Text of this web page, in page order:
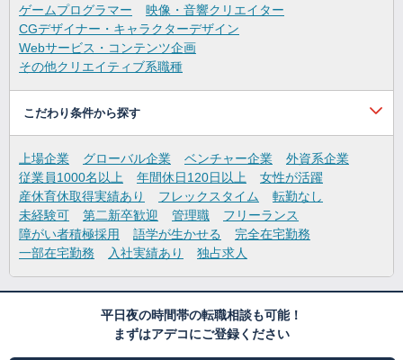
ゲームプログラマー
映像・音響クリエイター
CGデザイナー・キャラクターデザイン
Webサービス・コンテンツ企画
その他クリエイティブ系職種
こだわり条件から探す
上場企業 グローバル企業 ベンチャー企業
外資系企業
従業員1000名以上
年間休日120日以上
女性が活躍
産休育休取得実績あり
フレックスタイム
転勤なし
未経験可
第二新卒歓迎 管理職
フリーランス
障がい者積極採用
語学が生かせる
完全在宅勤務
一部在宅勤務
入社実績あり 独占求人
平日夜の時間帯の転職相談も可能！
まずはアデコにご登録ください